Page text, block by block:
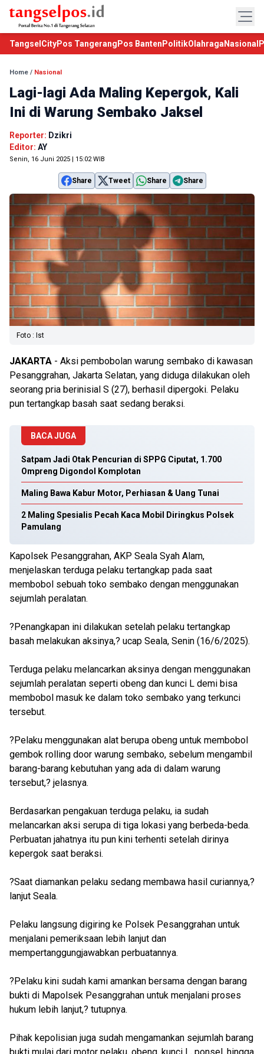
TangselCityPos Tangerang Pos Banten PolitikOlahraga Nasional
Home / Nasional
Lagi-lagi Ada Maling Kepergok, Kali
Ini di Warung Sembako Jaksel
Reporter: Dzikri
Editor: AY
Senin, 16 Juni 2025 | 15:02 WIB
Share Tweet Share Share
Foto : Ist
JAKARTA - Aksi pembobolan warung sembako di kawasan
Pesanggrahan, Jakarta Selatan, yang diduga dilakukan oleh
seorang pria berinisial S (27), berhasil dipergoki. Pelaku
pun tertangkap basah saat sedang beraksi.
BACA JUGA
Satpam Jadi Otak Pencurian di SPPG Ciputat, 1.700
Ompreng Digondol Komplotan
Maling Bawa Kabur Motor, Perhiasan & Uang Tunai
2 Maling Spesialis Pecah Kaca Mobil Diringkus Polsek
Pamulang
Kapolsek Pesanggrahan, AKP Seala Syah Alam,
menjelaskan terduga pelaku tertangkap pada saat
membobol sebuah toko sembako dengan menggunakan
sejumlah peralatan.
?Penangkapan ini dilakukan setelah pelaku tertangkap
basah melakukan aksinya,? ucap Seala, Senin (16/6/2025).
Terduga pelaku melancarkan aksinya dengan menggunakan
sejumlah peralatan seperti obeng dan kunci L demi bisa
membobol masuk ke dalam toko sembako yang terkunci
tersebut.
?Pelaku menggunakan alat berupa obeng untuk membobol
gembok rolling door warung sembako, sebelum mengambil
barang-barang kebutuhan yang ada di dalam warung
tersebut,? jelasnya.
Berdasarkan pengakuan terduga pelaku, ia sudah
melancarkan aksi serupa di tiga lokasi yang berbeda-beda.
Perbuatan jahatnya itu pun kini terhenti setelah dirinya
kepergok saat beraksi.
?Saat diamankan pelaku sedang membawa hasil curiannya,?
lanjut Seala.
Pelaku langsung digiring ke Polsek Pesanggrahan untuk
menjalani pemeriksaan lebih lanjut dan
mempertanggungjawabkan perbuatannya.
?Pelaku kini sudah kami amankan bersama dengan barang
bukti di Mapolsek Pesanggrahan untuk menjalani proses
hukum lebih lanjut,? tutupnya.
Pihak kepolisian juga sudah mengamankan sejumlah barang